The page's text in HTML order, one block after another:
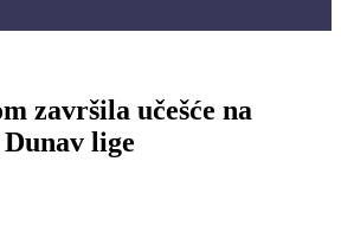
završila učešće na
lige